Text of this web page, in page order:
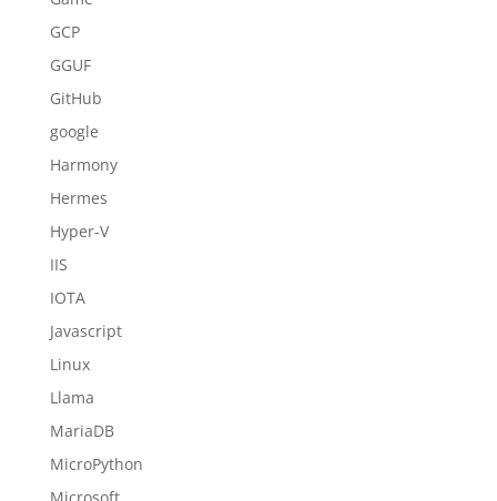
GCP
GGUF
GitHub
google
Harmony
Hermes
Hyper-V
IIS
IOTA
Javascript
Linux
Llama
MariaDB
MicroPython